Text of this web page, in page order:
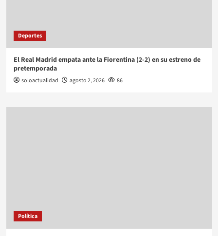
Deportes
El Real Madrid empata ante la Fiorentina (2-2) en su estreno de
pretemporada
soloactualidad agosto 2, 2026 86
Política